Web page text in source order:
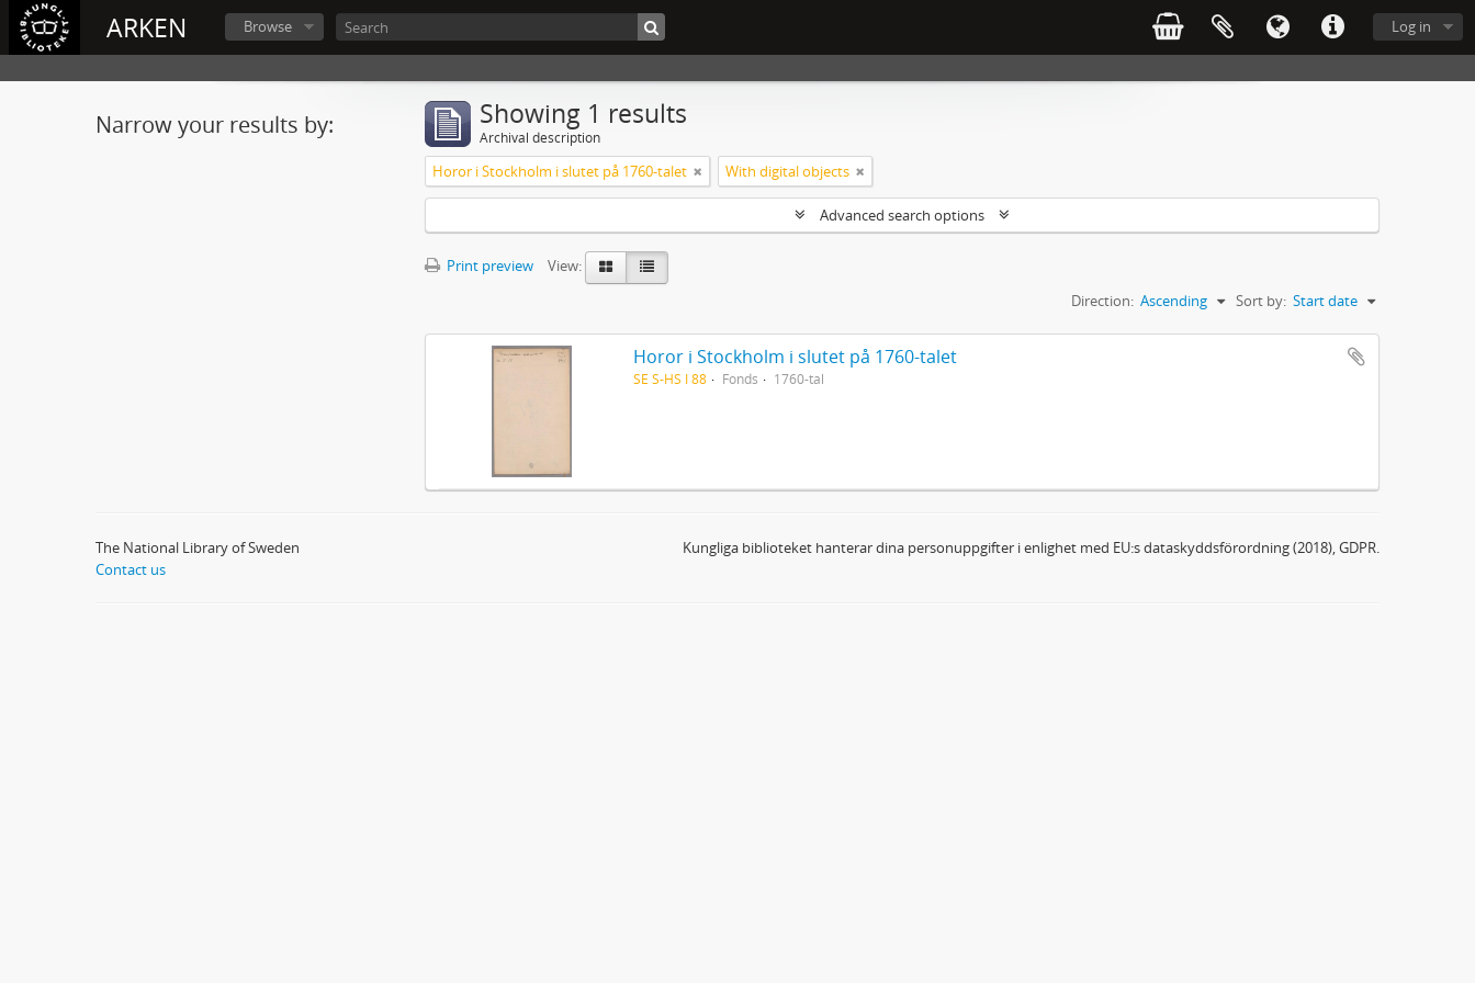
ARKEN Log in
Browse
Narrow your results by: Showing 1 results
Archival description
Horor i Stockholm i slutet på 1760-talet With digital objects
Advanced search options
Print preview
View:
Sort by: Start date
Direction: Ascending
Horor i Stockholm i slutet på 1760-talet
SE S-HS I 88 Fonds 1760-tal
The National Library of Sweden
Contact us
Kungliga biblioteket hanterar dina personuppgifter i enlighet med EU:s dataskyddsförordning (2018), GDPR.